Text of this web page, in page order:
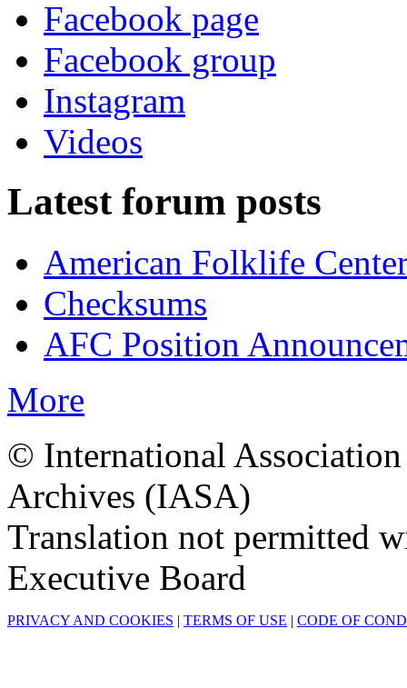
Facebook page
Facebook group
Instagram
Videos
Latest forum posts
American Folklife
Checksums
AFC Position
More
© International
Archives (IASA)
Translation not permitted
Executive Board
PRIVACY AND COOKIES | TERMS OF USE | CODE OF